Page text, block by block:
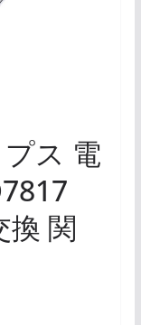
ス 電
関